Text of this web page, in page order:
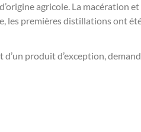
agricole. La macération
les premières distillations ont
d’un produit d’exception,